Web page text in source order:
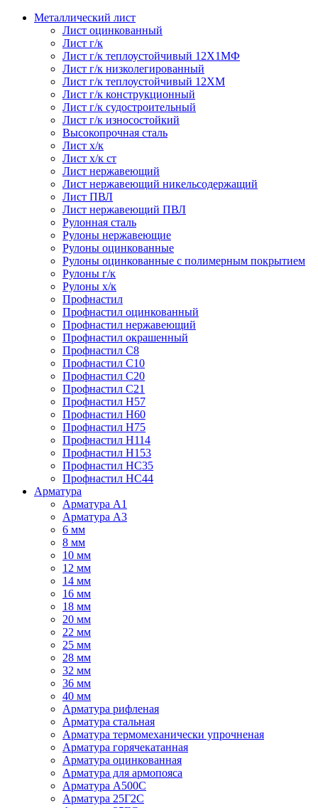
Металлический лист
Лист оцинкованный
Лист г/к
Лист г/к теплоустойчивый 12Х1МФ
Лист г/к низколегированный
Лист г/к теплоустойчивый 12ХМ
Лист г/к конструкционный
Лист г/к судостроительный
Лист г/к износостойкий
Высокопрочная сталь
Лист х/к
Лист х/к ст
Лист нержавеющий
Лист нержавеющий никельсодержащий
Лист ПВЛ
Лист нержавеющий ПВЛ
Рулонная сталь
Рулоны нержавеющие
Рулоны оцинкованные
Рулоны оцинкованные с полимерным покрытием
Рулоны г/к
Рулоны х/к
Профнастил
Профнастил оцинкованный
Профнастил нержавеющий
Профнастил окрашенный
Профнастил С8
Профнастил С10
Профнастил С20
Профнастил С21
Профнастил Н57
Профнастил Н60
Профнастил Н75
Профнастил Н114
Профнастил Н153
Профнастил НС35
Профнастил НС44
Арматура
Арматура А1
Арматура А3
6 мм
8 мм
10 мм
12 мм
14 мм
16 мм
18 мм
20 мм
22 мм
25 мм
28 мм
32 мм
36 мм
40 мм
Арматура рифленая
Арматура стальная
Арматура термомеханически упрочненая
Арматура горячекатанная
Арматура оцинкованная
Арматура для армопояса
Арматура A500С
Арматура 25Г2С